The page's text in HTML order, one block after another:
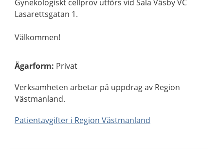
Gynekologiskt cellprov utförs vid Sala Väsby VC
Lasarettsgatan 1.
Välkommen!
Ägarform: Privat
Verksamheten arbetar på uppdrag av Region
Västmanland.
Patientavgifter i Region Västmanland